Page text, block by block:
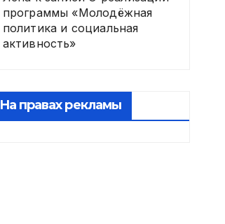
программы «Молодёжная
политика и социальная
активность»
На правах рекламы